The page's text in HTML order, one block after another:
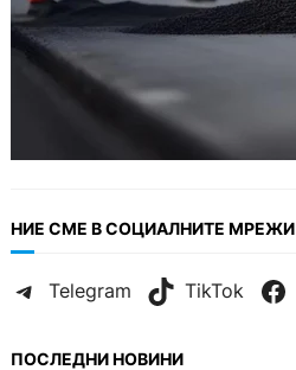
НИЕ СМЕ В СОЦИАЛНИТЕ МРЕЖИ
Telegram TikTok
ПОСЛЕДНИ НОВИНИ